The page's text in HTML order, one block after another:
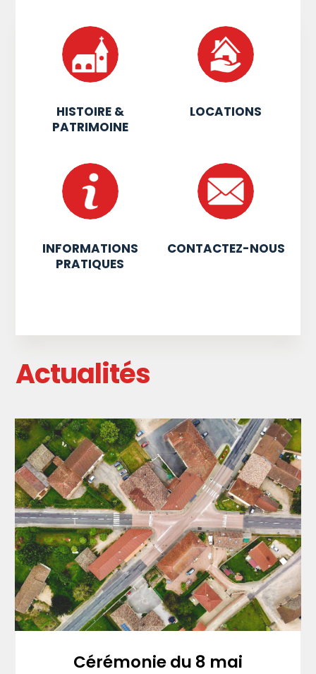
HISTOIRE &
PATRIMOINE
LOCATIONS
INFORMATIONS
PRATIQUES
CONTACTEZ-NOUS
Actualités
Cérémonie du 8 mai